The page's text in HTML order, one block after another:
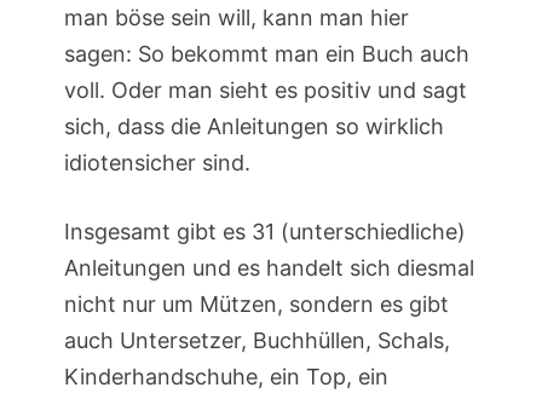
man böse sein will, kann man hier
sagen: So bekommt man ein Buch auch
voll. Oder man sieht es positiv und sagt
sich, dass die Anleitungen so wirklich
idiotensicher sind.
Insgesamt gibt es 31 (unterschiedliche)
Anleitungen und es handelt sich diesmal
nicht nur um Mützen, sondern es gibt
auch Untersetzer, Buchhüllen, Schals,
Kinderhandschuhe, ein Top, ein